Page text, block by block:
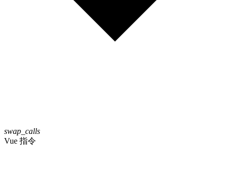
swap_calls
Vue 指令